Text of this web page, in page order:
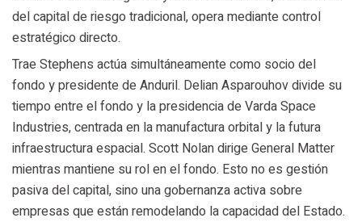
del capital de riesgo tradicional, opera mediante control
estratégico directo.
Trae Stephens actúa simultáneamente como socio del
fondo y presidente de Anduril. Delian Asparouhov divide su
tiempo entre el fondo y la presidencia de Varda Space
Industries, centrada en la manufactura orbital y la futura
infraestructura espacial. Scott Nolan dirige General Matter
mientras mantiene su rol en el fondo. Esto no es gestión
pasiva del capital, sino una gobernanza activa sobre
empresas que están remodelando la capacidad del Estado.